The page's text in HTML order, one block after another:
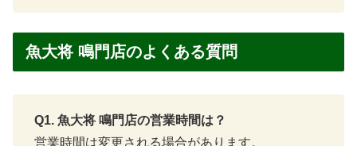
魚大将 鳴門店のよくある質問
Q1. 魚大将 鳴門店の営業時間は？
営業時間は変更される場合があります。